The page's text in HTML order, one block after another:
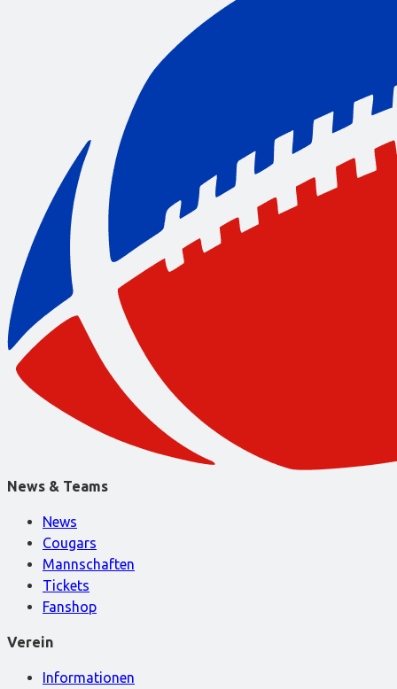
News & Teams
News
Cougars
Mannschaften
Tickets
Fanshop
Verein
Informationen